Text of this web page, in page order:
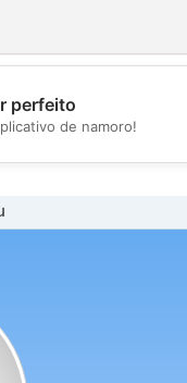
perfeito
de namoro!